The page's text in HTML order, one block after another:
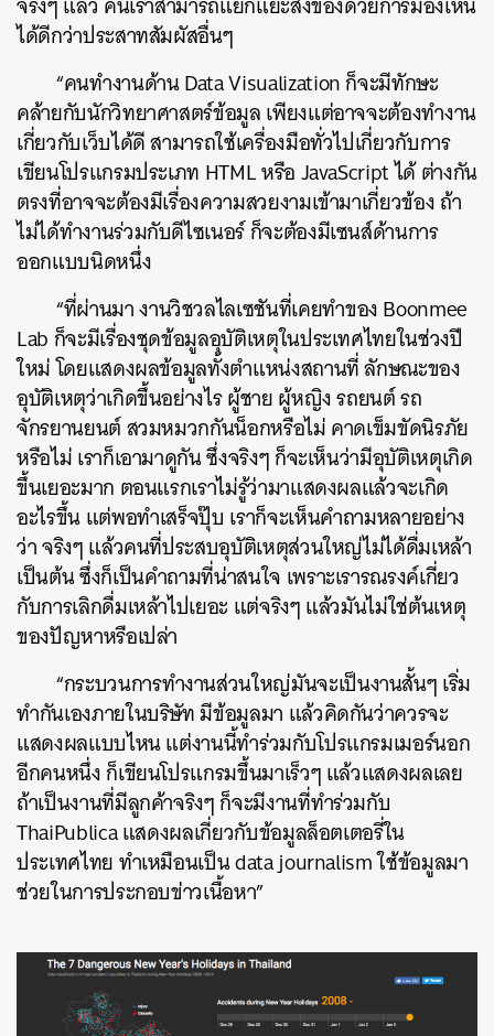
ได้ดีกว่าประสาทสัมผัสอื่นๆ
“คนทำงานด้าน Data Visualization ก็จะมีทักษะ
คล้ายกับนักวิทยาศาสตร์ข้อมูล เพียงแต่อาจจะต้องทำงาน
เกี่ยวกับเว็บได้ดี สามารถใช้เครื่องมือทั่วไปเกี่ยวกับการ
เขียนโปรแกรมประเภท HTML หรือ JavaScript ได้ ต่างกัน
ตรงที่อาจจะต้องมีเรื่องความสวยงามเข้ามาเกี่ยวข้อง ถ้า
ไม่ได้ทำงานร่วมกับดีไซเนอร์ ก็จะต้องมีเซนส์ด้านการ
ออกแบบนิดหนึ่ง
“ที่ผ่านมา งานวิชวลไลเซชันที่เคยทำของ Boonmee
Lab ก็จะมีเรื่องชุดข้อมูลอุบัติเหตุในประเทศไทยในช่วงปี
ใหม่ โดยแสดงผลข้อมูลทั้งตำแหน่งสถานที่ ลักษณะของ
อุบัติเหตุว่าเกิดขึ้นอย่างไร ผู้ชาย ผู้หญิง รถยนต์ รถ
จักรยานยนต์ สวมหมวกกันน็อกหรือไม่ คาดเข็มขัดนิรภัย
หรือไม่ เราก็เอามาดูกัน ซึ่งจริงๆ ก็จะเห็นว่ามีอุบัติเหตุเกิด
ขึ้นเยอะมาก ตอนแรกเราไม่รู้ว่ามาแสดงผลแล้วจะเกิด
อะไรขึ้น แต่พอทำเสร็จปุ๊บ เราก็จะเห็นคำถามหลายอย่าง
ว่า จริงๆ แล้วคนที่ประสบอุบัติเหตุส่วนใหญ่ไม่ได้ดื่มเหล้า
เป็นต้น ซึ่งก็เป็นคำถามที่น่าสนใจ เพราะเรารณรงค์เกี่ยว
กับการเลิกดื่มเหล้าไปเยอะ แต่จริงๆ แล้วมันไม่ใช่ต้นเหตุ
ของปัญหาหรือเปล่า
“กระบวนการทำงานส่วนใหญ่มันจะเป็นงานสั้นๆ เริ่ม
ทำกันเองภายในบริษัท มีข้อมูลมา แล้วคิดกันว่าควรจะ
แสดงผลแบบไหน แต่งานนี้ทำร่วมกับโปรแกรมเมอร์นอก
อีกคนหนึ่ง ก็เขียนโปรแกรมขึ้นมาเร็วๆ แล้วแสดงผลเลย
ถ้าเป็นงานที่มีลูกค้าจริงๆ ก็จะมีงานที่ทำร่วมกับ
ThaiPublica แสดงผลเกี่ยวกับข้อมูลล็อตเตอรี่ใน
ประเทศไทย ทำเหมือนเป็น data journalism ใช้ข้อมูลมา
ช่วยในการประกอบข่าวเนื้อหา”